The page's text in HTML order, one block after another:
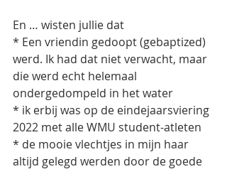
En … wisten jullie dat
* Een vriendin gedoopt (gebaptized)
werd. Ik had dat niet verwacht, maar
die werd echt helemaal
ondergedompeld in het water
* ik erbij was op de eindejaarsviering
2022 met alle WMU student-atleten
* de mooie vlechtjes in mijn haar
altijd gelegd werden door de goede